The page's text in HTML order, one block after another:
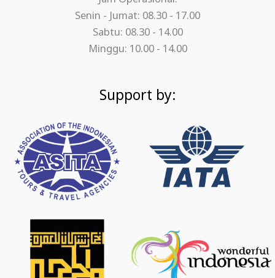
Senin - Jumat: 08.30 - 17.00
Sabtu: 08.30 - 14.00
Minggu: 10.00 - 14.00
Support by: